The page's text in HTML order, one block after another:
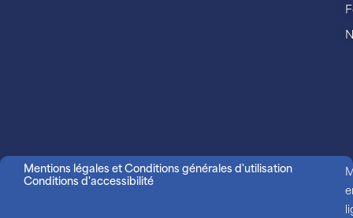
Mentions légales et Conditions générales d'utilisation
Conditions d'accessibilité